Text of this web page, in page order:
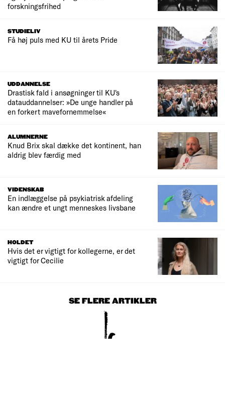
forskningsfrihed
STUDIELIV
Få høj puls med KU til årets Pride
UDDANNELSE
Drastisk fald i ansøgninger til KU's
datauddannelser: »De unge handler på
en forkert mavefornemmelse«
ALUMNERNE
Knud Brix skal dække det kontinent, han
aldrig blev færdig med
VIDENSKAB
En indlæggelse på psykiatrisk afdeling
kan ændre et ungt menneskes livsbane
HOLDET
Hvis det er vigtigt for kollegerne, er det
vigtigt for Cecilie
SE FLERE ARTIKLER